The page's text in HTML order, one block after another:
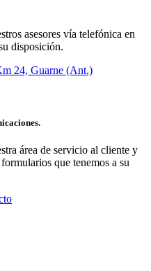
asesores vía telefónica en
disposición.
24, Guarne (Ant.)
área de servicio al cliente y
que tenemos a su